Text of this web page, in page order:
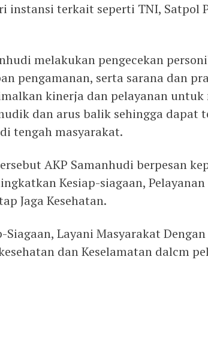
instansi terkait seperti TNI, Satpol
melakukan pengecekan
pengamanan, serta sarana dan
kinerja dan pelayanan untuk
dan arus balik sehingga dapat
tengah masyarakat.
AKP Samanhudi berpesan
Kesiap-siagaan, Pelayanan
Jaga Kesehatan.
Siagaan, Layani Masyarakat
dan Keselamatan dalcm